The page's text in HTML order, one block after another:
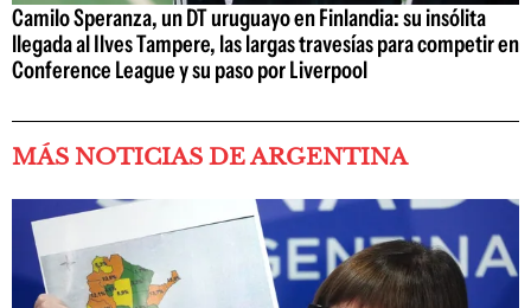
Camilo Speranza, un DT uruguayo en Finlandia: su insólita
llegada al Ilves Tampere, las largas travesías para competir en
Conference League y su paso por Liverpool
MÁS NOTICIAS DE ARGENTINA